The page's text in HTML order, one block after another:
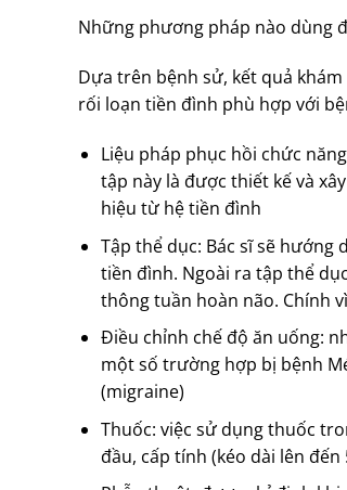
Những phương pháp nào dùng
Dựa trên bệnh sử, kết quả
rối loạn tiền đình phù hợp với
Liệu pháp phục hồi chức
tập này là được thiết kế và
hiệu từ hệ tiền đình
Tập thể dục: Bác sĩ sẽ
tiền đình. Ngoài ra tập thể
thông tuần hoàn não. Chính
Điều chỉnh chế độ ăn uống:
một số trường hợp bị bệnh
(migraine)
Thuốc: việc sử dụng thuốc
đầu, cấp tính (kéo dài lên